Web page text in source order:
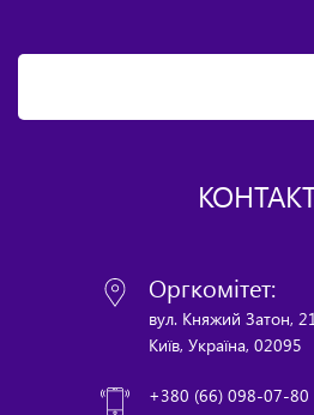
Оргкомітет:
вул. Княжий Затон,
Київ, Україна, 02095
+380 (66) 098-07-80